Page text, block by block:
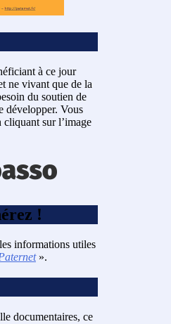
à ce jour
ne vivant que de la
du soutien de
développer. Vous
sur l’image
!
informations utiles
».
documentaires, ce